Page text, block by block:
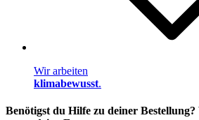
Wir arbeiten
klimabewusst.
Benötigst du Hilfe zu deiner